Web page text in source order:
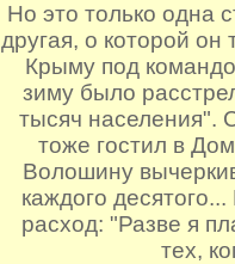
Но это только одна
другая, о которой
Крыму под
зиму было
тысяч населения".
тоже гостил в
Волошину
каждого
расход: "Разве я
тех,